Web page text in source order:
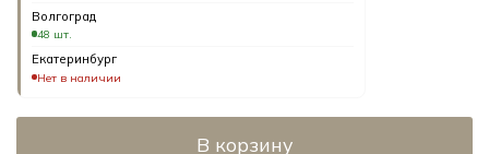
Волгоград
48 шт.
Екатеринбург
Нет в наличии
В корзину